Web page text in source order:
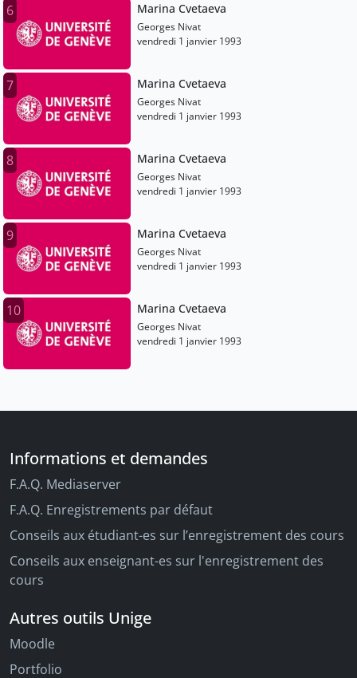
6 Marina Cvetaeva
Georges Nivat
vendredi 1 janvier 1993
7 Marina Cvetaeva
Georges Nivat
vendredi 1 janvier 1993
8 Marina Cvetaeva
Georges Nivat
vendredi 1 janvier 1993
9 Marina Cvetaeva
Georges Nivat
vendredi 1 janvier 1993
10 Marina Cvetaeva
Georges Nivat
vendredi 1 janvier 1993
Informations et demandes
F.A.Q. Mediaserver
F.A.Q. Enregistrements par défaut
Conseils aux étudiant-es sur l’enregistrement des cours
Conseils aux enseignant-es sur l'enregistrement des
cours
Autres outils Unige
Moodle
Portfolio